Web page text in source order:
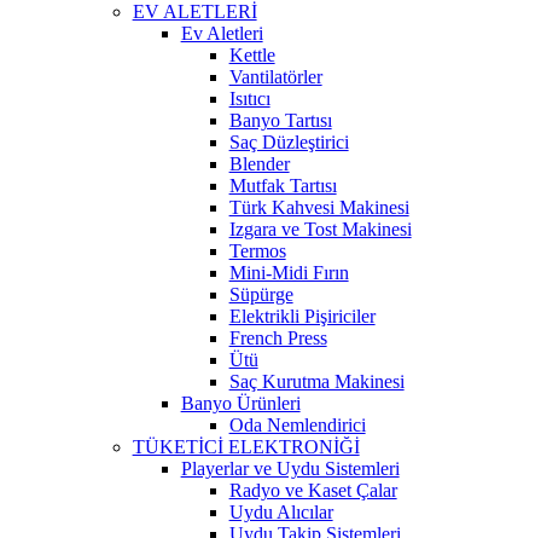
EV ALETLERİ
Ev Aletleri
Kettle
Vantilatörler
Isıtıcı
Banyo Tartısı
Saç Düzleştirici
Blender
Mutfak Tartısı
Türk Kahvesi Makinesi
Izgara ve Tost Makinesi
Termos
Mini-Midi Fırın
Süpürge
Elektrikli Pişiriciler
French Press
Ütü
Saç Kurutma Makinesi
Banyo Ürünleri
Oda Nemlendirici
TÜKETİCİ ELEKTRONİĞİ
Playerlar ve Uydu Sistemleri
Radyo ve Kaset Çalar
Uydu Alıcılar
Uydu Takip Sistemleri